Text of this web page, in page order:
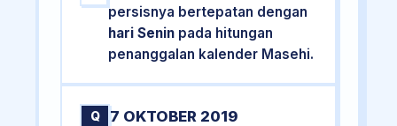
persisnya bertepatan dengan
hari Senin pada hitungan
penanggalan kalender Masehi.
Q
7 OKTOBER 2019